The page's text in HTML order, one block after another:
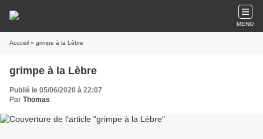
MENU
Accueil » grimpe à la Lèbre
grimpe à la Lèbre
Publié le 05/06/2020 à 22:07
Par Thomas